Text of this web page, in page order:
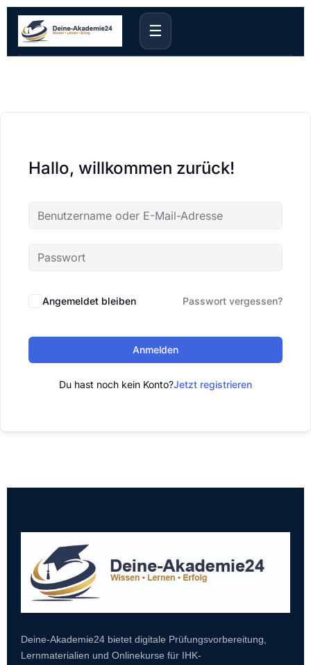
☰
Hallo, willkommen zurück!
Angemeldet bleiben Passwort vergessen?
Anmelden
Du hast noch kein Konto?Jetzt registrieren
Deine-Akademie24 bietet digitale Prüfungsvorbereitung,
Lernmaterialien und Onlinekurse für IHK-